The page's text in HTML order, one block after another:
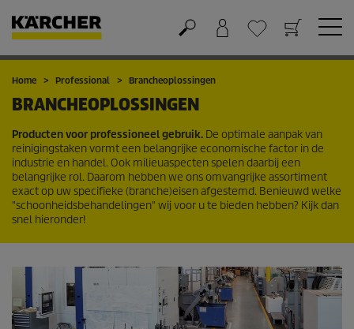
Winkelwagen
Wensenlijstje
Home Professional Brancheoplossingen
BRANCHEOPLOSSINGEN
Producten voor professioneel gebruik. De optimale aanpak van
reinigingstaken vormt een belangrijke economische factor in de
industrie en handel. Ook milieuaspecten spelen daarbij een
belangrijke rol. Daarom hebben we ons omvangrijke assortiment
exact op uw specifieke (branche)eisen afgestemd. Benieuwd welke
"schoonheidsbehandelingen" wij voor u te bieden hebben? Kijk dan
snel hieronder!